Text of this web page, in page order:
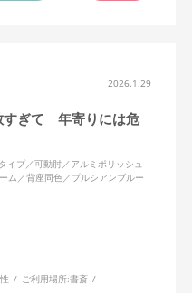
2026.1.29
ぎて 年寄りには危
イプ／可動肘／アルミポリッシュ
ム／背座同色／プルシアンブルー
ご利用場所:書斎